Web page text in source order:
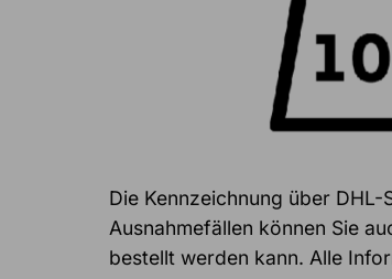
Die Kennzeichnung über
Ausnahmefällen können Sie
bestellt werden kann. Alle